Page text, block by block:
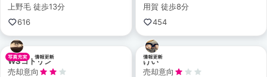
上野毛 徒歩13分
616
用賀 徒歩8分
454
WSコトリン
売却意向
けい
売却意向